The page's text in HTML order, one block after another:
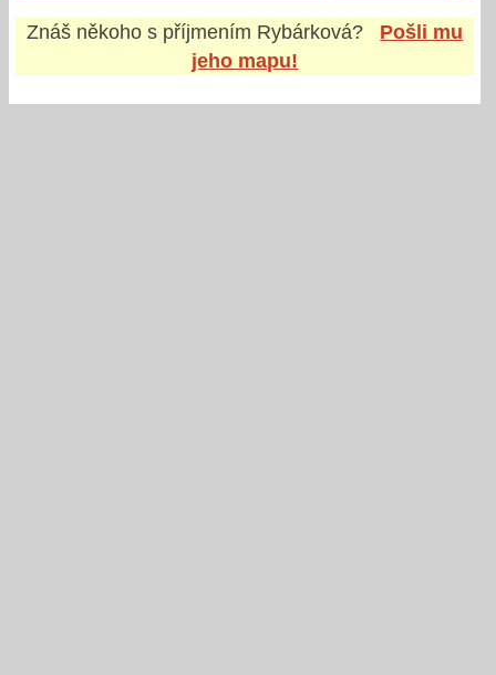
Znáš někoho s příjmením Rybárková?
Pošli mu
jeho mapu!